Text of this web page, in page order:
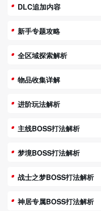
DLC追加内容
新手专题攻略
全区域探索解析
物品收集详解
进阶玩法解析
主线BOSS打法解析
梦境BOSS打法解析
战士之梦BOSS打法解析
神居专属BOSS打法解析